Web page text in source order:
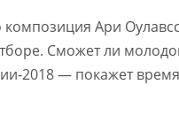
Ари
Сможет ли
2018 — покажет